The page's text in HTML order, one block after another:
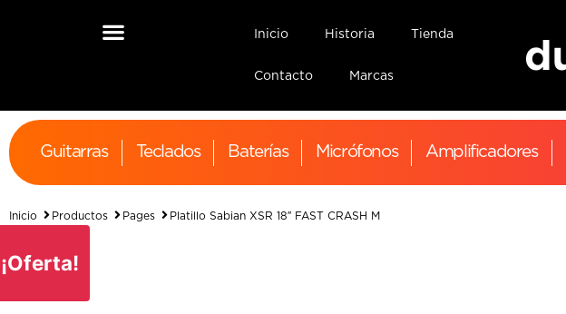
Inicio Historia Tienda
Contacto Marcas
Guitarras Teclados Baterías Micrófonos Amplificadores
Inicio Productos Pages Platillo Sabian XSR 18″ FAST CRASH M
¡Oferta!